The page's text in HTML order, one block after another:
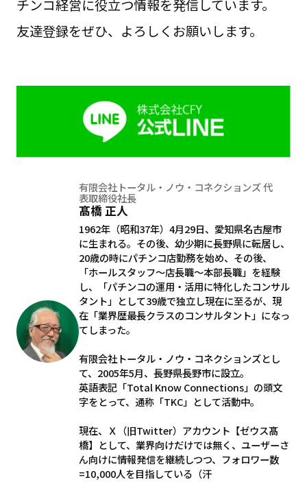
チンコ経営に役立つ情報を発信しています。
友達登録をぜひ、よろしくお願いします。
有限会社トータル・ノウ・コネクションズ 代
表取締役社長
髙橋 正人
1962年（昭和37年）4月29日、愛知県名古屋市
に生まれる。その後、幼少期に長野県に転居し、
20歳の時にパチンコ店勤務を始め、その後、
「ホールスタッフ～店長職～本部長職」を経験
し、「パチンコの運用・活用に特化したコンサル
タント」として39歳で独立し現在に至るが、現
在「業界歴最長クラスのコンサルタント」になっ
てしまった。
有限会社トータル・ノウ・コネクションズとし
て、2005年5月、長野県長野市に設立。
英語表記「Total Know Connections」の頭文
字をとって、通称「TKC」として活動中。
現在、Ｘ（旧Twitter）アカウント【ゼウス髙
橋】として、業界向けだけでは無く、ユーザーさ
ん向けに情報発信を継続しつつ、フォロワー数
=10,000人を目指している（汗